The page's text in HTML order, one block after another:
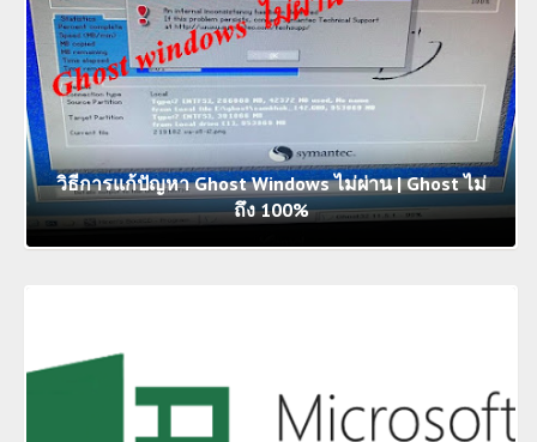
วิธีการแก้ปัญหา Ghost Windows ไม่ผ่าน | Ghost ไม่
ถึง 100%